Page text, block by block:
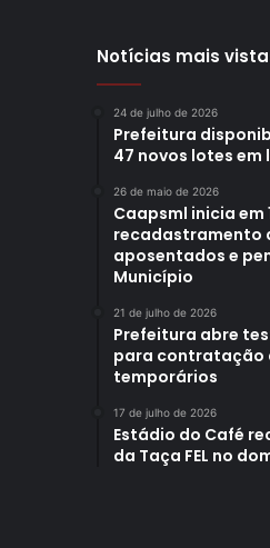
Notícias mais
24 de julho de 2026
Prefeitura
47 novos lotes em
26 de maio de 2026
Caapsml inicia em
recadastramento
aposentados e
Município
21 de julho de 2026
Prefeitura abre
para contratação
temporários
17 de julho de 2026
Estádio do Café
da Taça FEL no